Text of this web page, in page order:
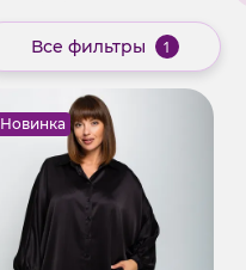
Все фильтры 1
Новинка